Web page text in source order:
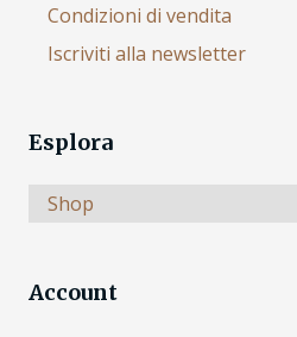
Condizioni di vendita
Iscriviti alla newsletter
Esplora
Shop
Account